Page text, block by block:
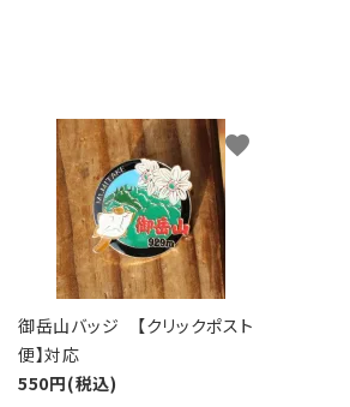
御岳山バッジ 【クリックポスト
便】対応
550円(税込)
favorite